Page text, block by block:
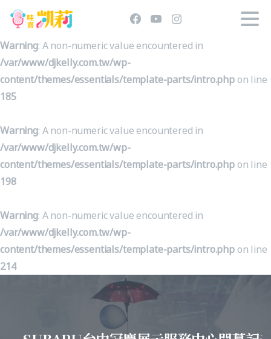
Warning: A non-numeric value encountered in
/var/www/djkelly.com.tw/wp-
content/themes/essentials/template-parts/intro.php on line
185
Warning: A non-numeric value encountered in
/var/www/djkelly.com.tw/wp-
content/themes/essentials/template-parts/intro.php on line
198
Warning: A non-numeric value encountered in
/var/www/djkelly.com.tw/wp-
content/themes/essentials/template-parts/intro.php on line
214